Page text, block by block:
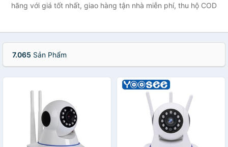
hãng với giá tốt nhất, giao hàng tận nhà miễn phí, thu hộ COD
7.065 Sản Phẩm